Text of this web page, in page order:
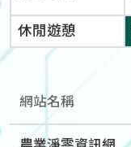
休閒遊憩
網站名稱